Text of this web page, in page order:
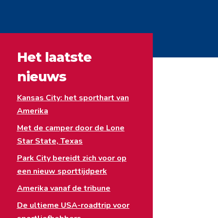
Het laatste
nieuws
Kansas City: het sporthart van
Amerika
Met de camper door de Lone
Star State, Texas
Park City bereidt zich voor op
een nieuw sporttijdperk
Amerika vanaf de tribune
De ultieme USA-roadtrip voor